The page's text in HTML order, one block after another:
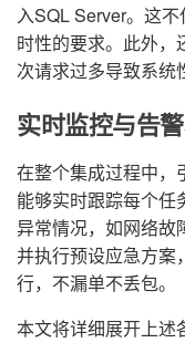
入SQL Server。这
时性的要求。此外，
次请求过多导致系统
实时监控与告
在整个集成过程中，
能够实时跟踪每个任
异常情况，如网络故
并执行预设应急方案
行，不漏单不丢包。
本文将详细展开上述